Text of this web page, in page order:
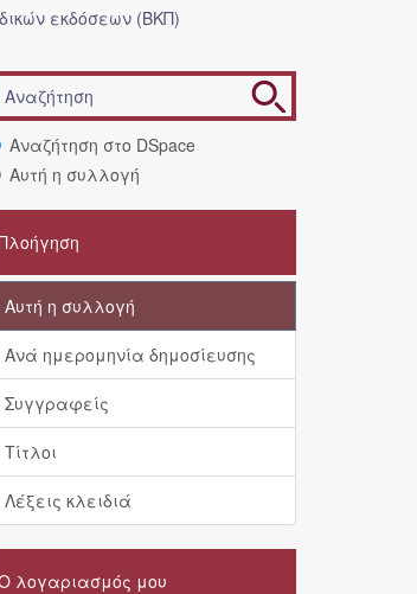
εκδόσεων (ΒΚΠ)
Αναζήτηση στο DSpace
Αυτή η συλλογή
Αυτή η συλλογή
Ανά ημερομηνία δημοσίευσης
Συγγραφείς
Τίτλοι
Λέξεις κλειδιά
λογαριασμός μου